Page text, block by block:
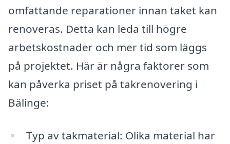
omfattande reparationer innan taket kan
renoveras. Detta kan leda till högre
arbetskostnader och mer tid som läggs
på projektet. Här är några faktorer som
kan påverka priset på takrenovering i
Bälinge:
Typ av takmaterial: Olika material har